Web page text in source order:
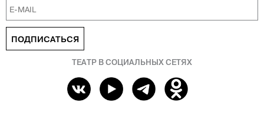
ПОДПИСАТЬСЯ
ТЕАТР В СОЦИАЛЬНЫХ СЕТЯХ